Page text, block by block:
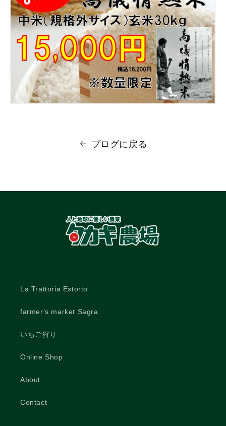
ブログに戻る
La Trattoria Estorto
farmer's market Sagra
いちご狩り
Online Shop
About
Contact